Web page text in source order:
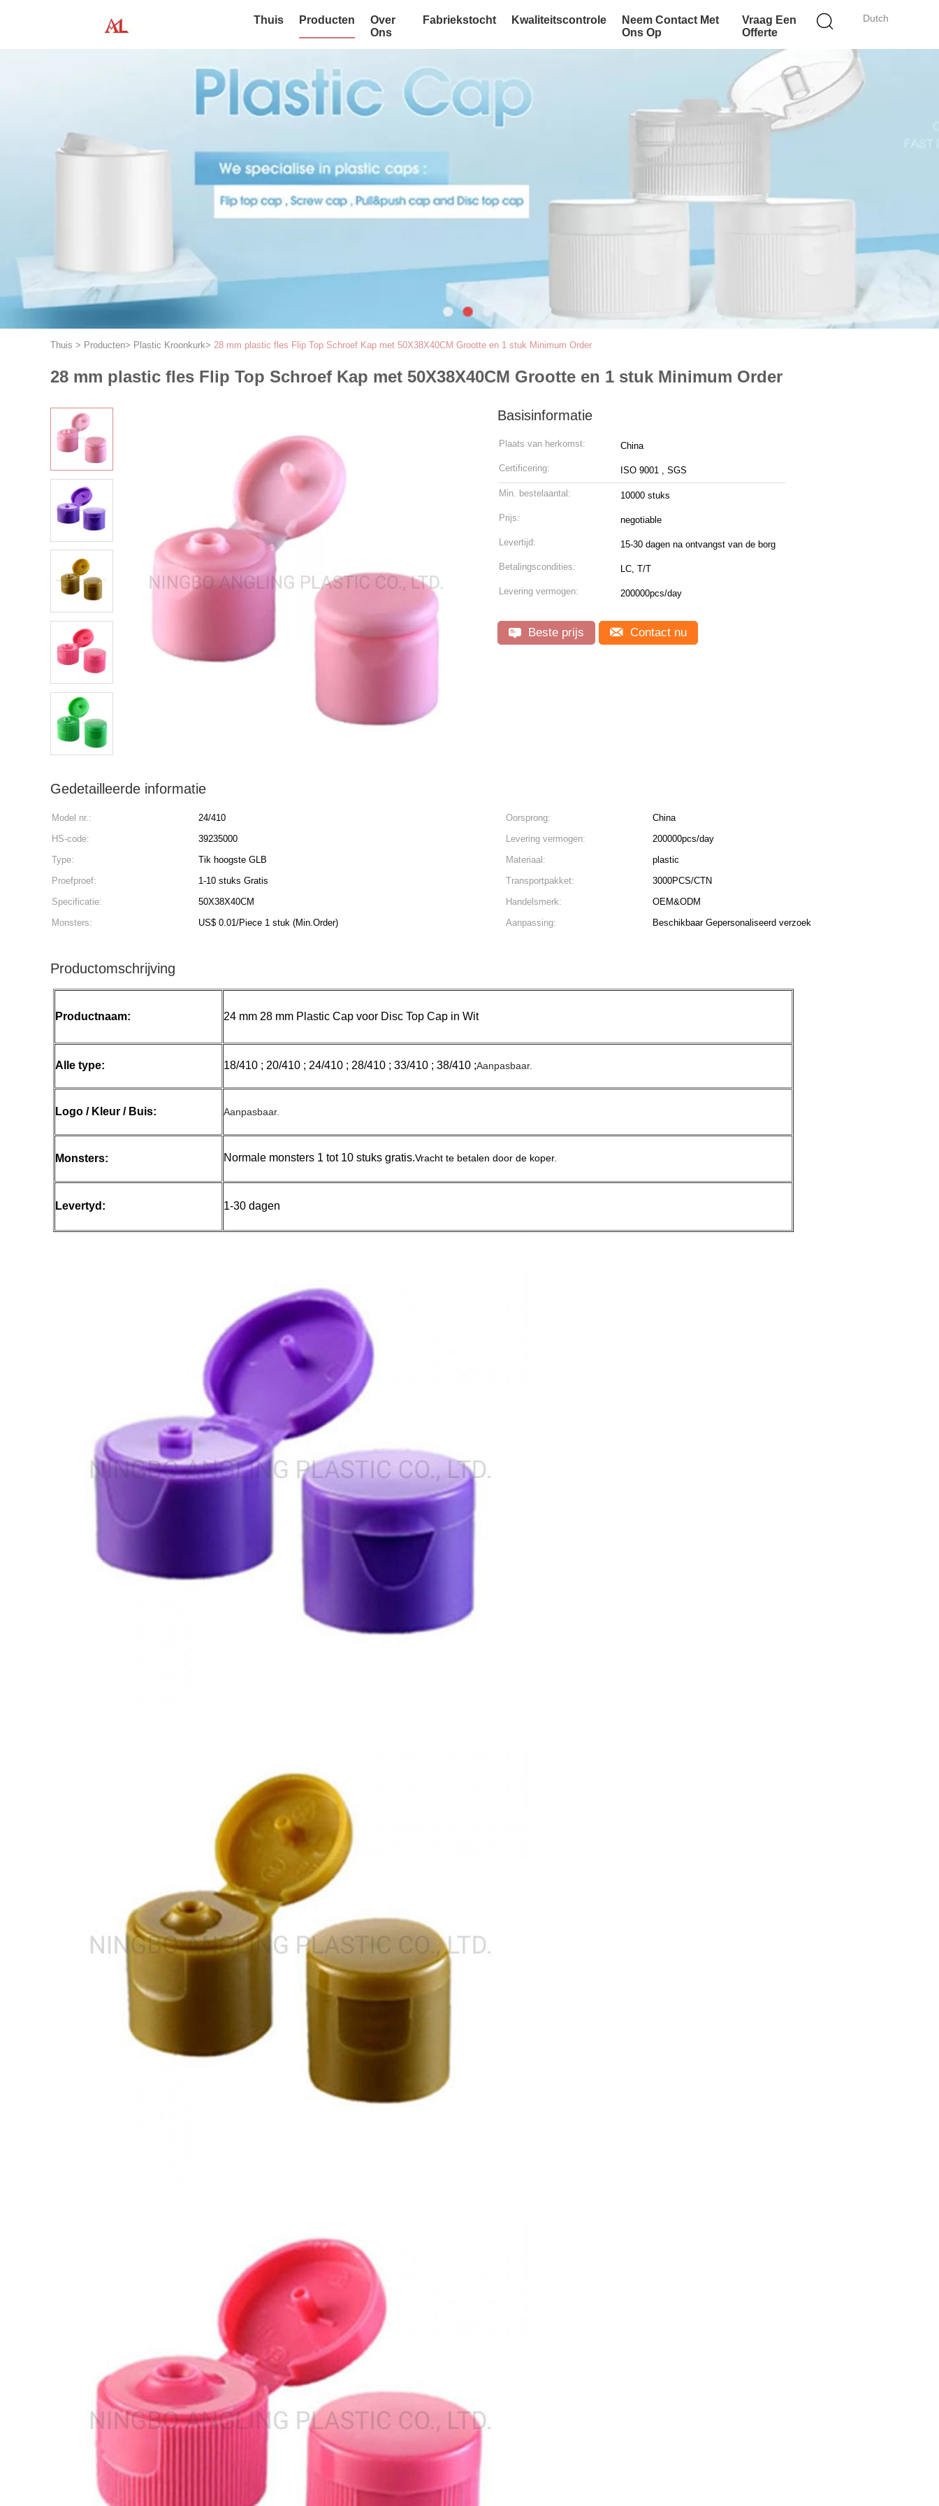
Dutch
Thuis Producten
Over
Ons
Fabriekstocht Kwaliteitscontrole
Neem Contact Met
Ons Op
Vraag Een
Offerte
Thuis > Producten> Plastic Kroonkurk> 28 mm plastic fles Flip Top Schroef Kap met 50X38X40CM Grootte en 1 stuk Minimum Order
28 mm plastic fles Flip Top Schroef Kap met 50X38X40CM Grootte en 1 stuk Minimum Order
Basisinformatie
Plaats van herkomst: China
Certificering: ISO 9001 , SGS
Min. bestelaantal: 10000 stuks
Prijs: negotiable
Levertijd: 15-30 dagen na ontvangst van de borg
Betalingscondities: LC, T/T
Levering vermogen: 200000pcs/day
Beste prijs Contact nu
Gedetailleerde informatie
Model nr.: 24/410 Oorsprong:
China
HS-code:
39235000 Levering vermogen:
200000pcs/day
Type:
Tik hoogste GLB Materiaal:
plastic
Proefproef:
1-10 stuks Gratis Transportpakket:
3000PCS/CTN
Specificatie:
50X38X40CM Handelsmerk:
OEM&ODM
Monsters:
US$ 0.01/Piece 1 stuk (Min.Order) Aanpassing: Beschikbaar Gepersonaliseerd verzoek
Productomschrijving
Productnaam: 24 mm 28 mm Plastic Cap voor Disc Top Cap in Wit
Alle type: 18/410 ; 20/410 ; 24/410 ; 28/410 ; 33/410 ; 38/410 ;Aanpasbaar.
Logo / Kleur / Buis: Aanpasbaar.
Monsters: Normale monsters 1 tot 10 stuks gratis.Vracht te betalen door de koper.
Levertyd: 1-30 dagen